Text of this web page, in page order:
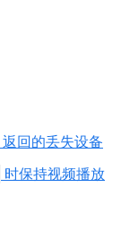
返回的丢失设备
时保持视频播放